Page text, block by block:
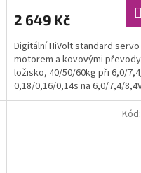
2 649 Kč
Digitální HiVolt standard
motorem a kovovými
ložisko, 40/50/60kg při 6,0/
0,18/0,16/0,14s na 6,0/7,4/
87g, rozměry...
Kód: